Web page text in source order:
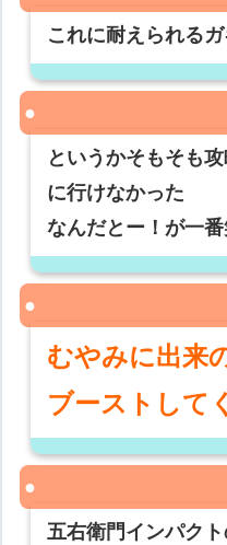
これに耐えられる
というかそもそも
に行けなかった
なんだとー！が一
むやみに出来
ブーストして
五右衛門インパク